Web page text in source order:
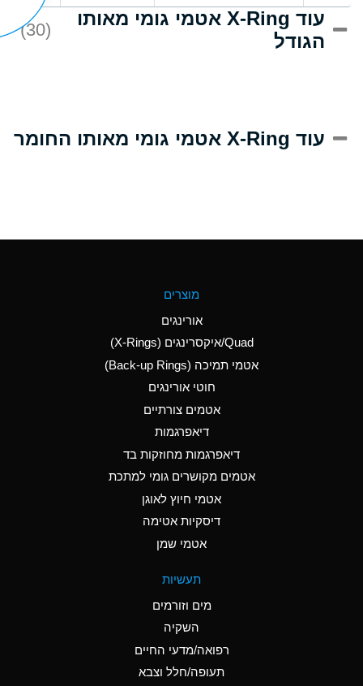
Acrlylonitrile
D
Adipic Acid
(Aqueous)
Aluminum Nitrate
(Aqueous)
Aluminum Phosphate
Ammonia Anhydrous
B
Ammonia Gas (cold)
A
Ammonia Gas (hot)
Ammonium Hydroxide
D
עוד X-Ring אטמי גומי מאותו
הגודל
(30)
עוד X-Ring אטמי גומי מאותו החומר
מוצרים
אורינגים
Quad/איקסרינגים (X-Rings)
אטמי תמיכה (Back-up Rings)
חוטי אורינגים
אטמים צורתיים
דיאפרגמות
דיאפרגמות מחוזקות בד
אטמים מקושרים גומי למתכת
אטמי חיוץ לאוגן
דיסקיות אטימה
אטמי שמן
תעשיות
מים וזורמים
השקיה
רפואה/מדעי החיים
תעופה/חלל וצבא